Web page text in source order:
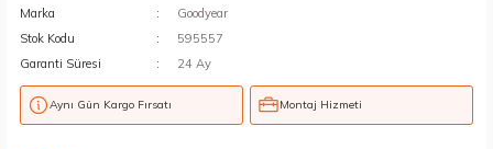
Marka
Goodyear
Stok Kodu
595557
Garanti Süresi
24 Ay
Aynı Gün Kargo Fırsatı Montaj Hizmeti